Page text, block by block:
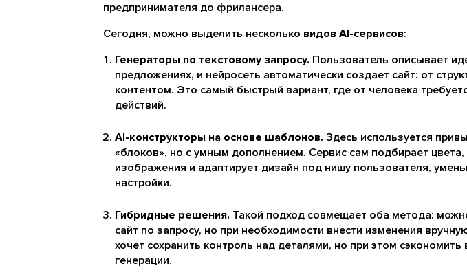
предпринимателя до фрилансера.
Сегодня, можно выделить несколько видов AI-сервисов:
Генераторы по текстовому запросу. Пользователь описывает
предложениях, и нейросеть автоматически создает сайт: от
контентом. Это самый быстрый вариант, где от человека
действий.
AI-конструкторы на основе шаблонов. Здесь используется
«блоков», но с умным дополнением. Сервис сам подбирает
изображения и адаптирует дизайн под нишу пользователя,
настройки.
Гибридные решения. Такой подход совмещает оба метода:
сайт по запросу, но при необходимости внести изменения
хочет сохранить контроль над деталями, но при этом
генерации.